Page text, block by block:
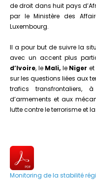
de droit dans huit pays
par le Ministère des
Luxembourg.
Il a pour but de suivre la
avec un accent plus
d’Ivoire, leMali, le Niger et
sur les questions liées aux
trafics transfrontaliers,
d’armements et aux
lutte contre le terrorisme et
Monitoring de la stabilité